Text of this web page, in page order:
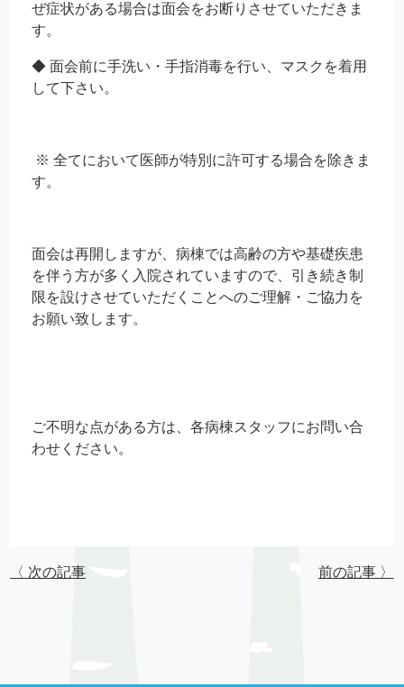
ぜ症状がある場合は面会をお断りさせていただきま
す。
◆ 面会前に手洗い・手指消毒を行い、マスクを着用
して下さい。
※ 全てにおいて医師が特別に許可する場合を除きま
す。
面会は再開しますが、病棟では高齢の方や基礎疾患
を伴う方が多く入院されていますので、引き続き制
限を設けさせていただくことへのご理解・ご協力を
お願い致します。
ご不明な点がある方は、各病棟スタッフにお問い合
わせください。
〈 次の記事 前の記事 〉